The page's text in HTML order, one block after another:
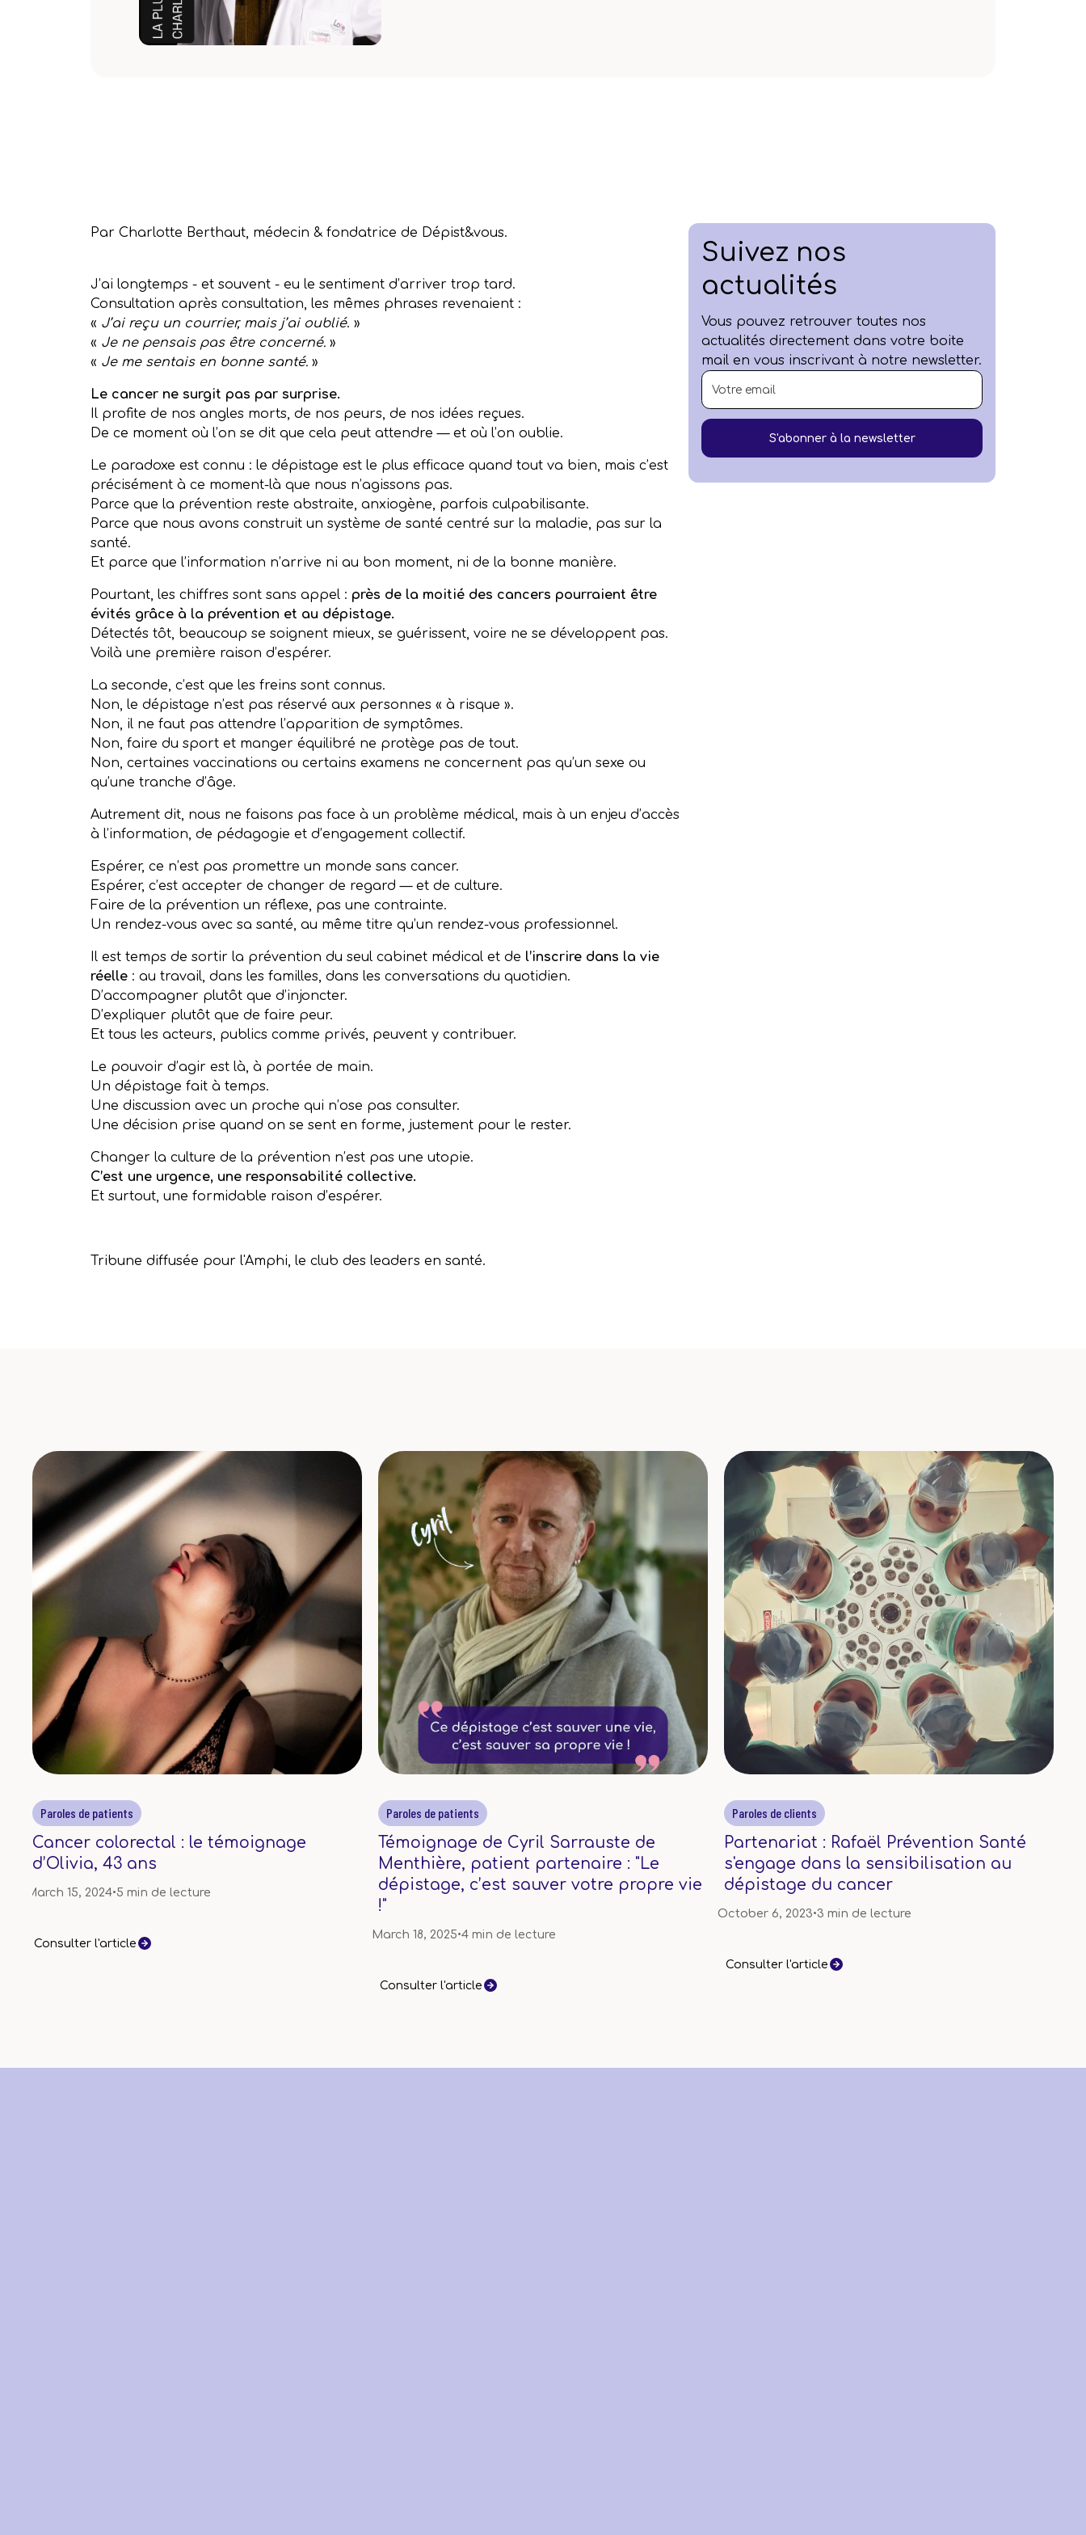
Par Charlotte Berthaut, médecin & fondatrice de Dépist&vous.
J’ai longtemps - et souvent - eu le sentiment d’arriver trop tard.
Consultation après consultation, les mêmes phrases revenaient :
« J’ai reçu un courrier, mais j’ai oublié. »
« Je ne pensais pas être concerné. »
« Je me sentais en bonne santé. »
Le cancer ne surgit pas par surprise.
Il profite de nos angles morts, de nos peurs, de nos idées reçues.
De ce moment où l’on se dit que cela peut attendre — et où l’on oublie.
Le paradoxe est connu : le dépistage est le plus efficace quand tout va bien, mais c’est
précisément à ce moment-là que nous n’agissons pas.
Parce que la prévention reste abstraite, anxiogène, parfois culpabilisante.
Parce que nous avons construit un système de santé centré sur la maladie, pas sur la
santé.
Et parce que l’information n’arrive ni au bon moment, ni de la bonne manière.
Pourtant, les chiffres sont sans appel : près de la moitié des cancers pourraient être
évités grâce à la prévention et au dépistage.
Détectés tôt, beaucoup se soignent mieux, se guérissent, voire ne se développent pas.
Voilà une première raison d’espérer.
La seconde, c’est que les freins sont connus.
Non, le dépistage n’est pas réservé aux personnes « à risque ».
Non, il ne faut pas attendre l’apparition de symptômes.
Non, faire du sport et manger équilibré ne protège pas de tout.
Non, certaines vaccinations ou certains examens ne concernent pas qu’un sexe ou
qu’une tranche d’âge.
Autrement dit, nous ne faisons pas face à un problème médical, mais à un enjeu d’accès
à l’information, de pédagogie et d’engagement collectif.
Espérer, ce n’est pas promettre un monde sans cancer.
Espérer, c’est accepter de changer de regard — et de culture.
Faire de la prévention un réflexe, pas une contrainte.
Un rendez-vous avec sa santé, au même titre qu’un rendez-vous professionnel.
Il est temps de sortir la prévention du seul cabinet médical et de l’inscrire dans la vie
réelle : au travail, dans les familles, dans les conversations du quotidien.
D’accompagner plutôt que d’injoncter.
D’expliquer plutôt que de faire peur.
Et tous les acteurs, publics comme privés, peuvent y contribuer.
Le pouvoir d’agir est là, à portée de main.
Un dépistage fait à temps.
Une discussion avec un proche qui n’ose pas consulter.
Une décision prise quand on se sent en forme, justement pour le rester.
Changer la culture de la prévention n’est pas une utopie.
C’est une urgence, une responsabilité collective.
Et surtout, une formidable raison d’espérer.
Tribune diffusée pour l'Amphi, le club des leaders en santé.
Suivez nos
actualités
Vous pouvez retrouver toutes nos
actualités directement dans votre boite
mail en vous inscrivant à notre newsletter.
Paroles de patients
Cancer colorectal : le témoignage
d’Olivia, 43 ans
March 15, 2024•5 min de lecture
Consulter l'article
Paroles de patients
Témoignage de Cyril Sarrauste de
Menthière, patient partenaire : "Le
dépistage, c’est sauver votre propre vie
!"
March 18, 2025•4 min de lecture
Consulter l'article
Paroles de clients
Partenariat : Rafaël Prévention Santé
s'engage dans la sensibilisation au
dépistage du cancer
October 6, 2023•3 min de lecture
Consulter l'article